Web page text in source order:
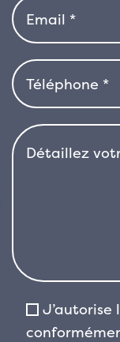
aussi bien en
haies
forme et
répond
contention et
burkwoodii
ensoleillés ou
grâce à sa
même de
sa